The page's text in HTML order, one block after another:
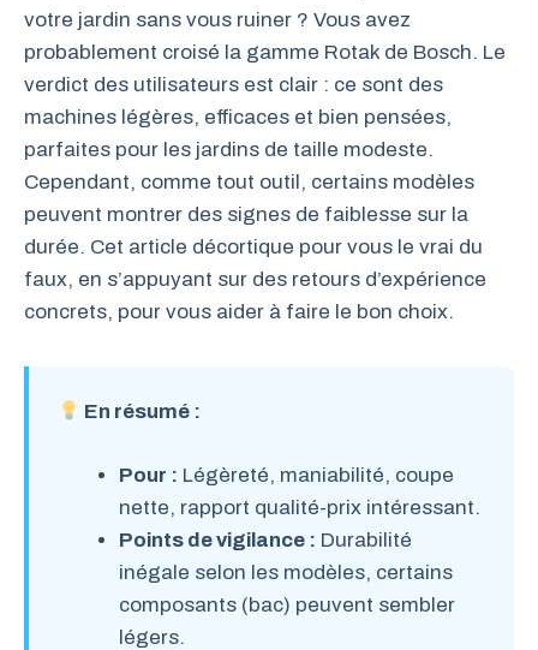
votre jardin sans vous ruiner ? Vous avez
probablement croisé la gamme Rotak de Bosch. Le
verdict des utilisateurs est clair : ce sont des
machines légères, efficaces et bien pensées,
parfaites pour les jardins de taille modeste.
Cependant, comme tout outil, certains modèles
peuvent montrer des signes de faiblesse sur la
durée. Cet article décortique pour vous le vrai du
faux, en s’appuyant sur des retours d’expérience
concrets, pour vous aider à faire le bon choix.
En résumé :
Pour : Légèreté, maniabilité, coupe
nette, rapport qualité-prix intéressant.
Points de vigilance : Durabilité
inégale selon les modèles, certains
composants (bac) peuvent sembler
légers.